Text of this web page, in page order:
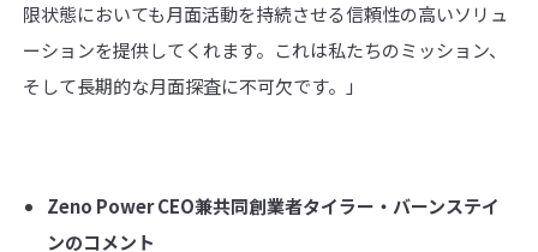
限状態においても月面活動を持続させる信頼性の高いソリュ
ーションを提供してくれます。これは私たちのミッション、
そして長期的な月面探査に不可欠です。」
Zeno Power CEO兼共同創業者タイラー・バーンステイ
ンのコメント